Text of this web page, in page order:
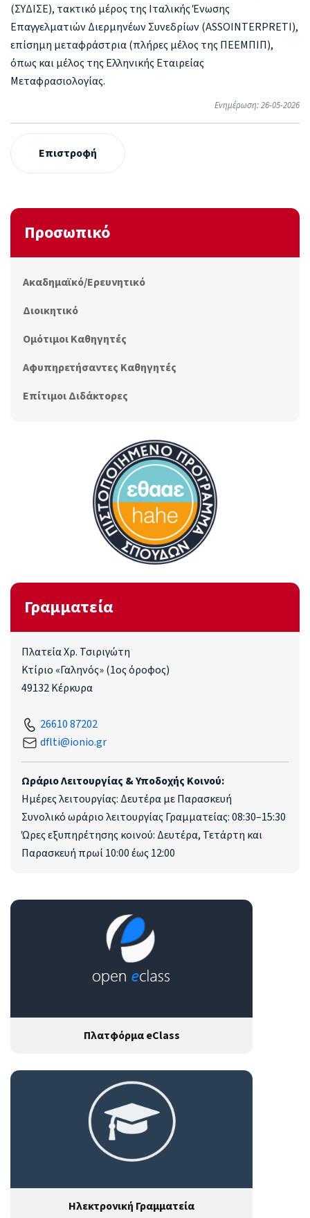
(ΣΥΔΙΣΕ), τακτικό μέρος της Ιταλικής Ένωσης
Επαγγελματιών Διερμηνέων Συνεδρίων (ASSOINTERPRETI),
επίσημη μεταφράστρια (πλήρες μέλος της ΠΕΕΜΠΙΠ),
όπως και μέλος της Ελληνικής Εταιρείας
Μεταφρασιολογίας.
Ενημέρωση: 26-05-2026
Επιστροφή
Προσωπικό
Ακαδημαϊκό/Ερευνητικό
Διοικητικό
Ομότιμοι Καθηγητές
Αφυπηρετήσαντες Καθηγητές
Επίτιμοι Διδάκτορες
Γραμματεία
Πλατεία Χρ. Τσιριγώτη
Κτίριο «Γαληνός» (1ος όροφος)
49132 Κέρκυρα
26610 87202
dflti@ionio.gr
Ωράριο Λειτουργίας & Υποδοχής Κοινού:
Ημέρες λειτουργίας: Δευτέρα με Παρασκευή
Συνολικό ωράριο λειτουργίας Γραμματείας: 08:30–15:30
Ώρες εξυπηρέτησης κοινού: Δευτέρα, Τετάρτη και
Παρασκευή πρωί 10:00 έως 12:00
Πλατφόρμα eClass
Ηλεκτρονική Γραμματεία